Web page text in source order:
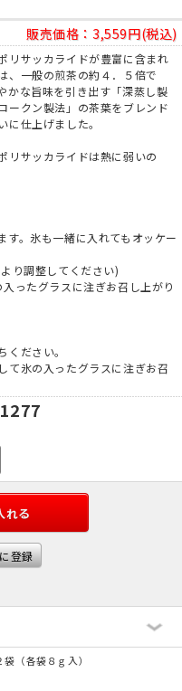
販売価格： 3,559円(税込)
リサッカライドが豊富に含まれ
、一般の煎茶の約４．５倍で
かな旨味を引き出す「深蒸し製
ークン製法」の茶葉をブレンド
仕上げました。
サッカライドは熱に弱いの
す。氷も一緒に入れてもオッケー
り調整してください)
ったグラスに注ぎお召し上がり
ださい。
て氷の入ったグラスに注ぎお召
れる
登録
（各袋８ｇ入）